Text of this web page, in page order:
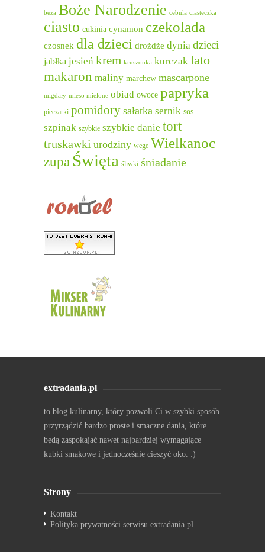
beza Boże Narodzenie cebula ciasteczka
ciasto cukinia cynamon czekolada
czosnek dla dzieci drożdże dynia dzieci
jabłka jesień krem kruszonka kurczak lato
makaron maliny marchew mascarpone
migdały mięso mielone obiad owoce papryka
pieczarki pomidory sałatka sernik sos
szpinak szybkie szybkie danie tort
truskawki urodziny wege Wielkanoc
zupa Święta śliwki śniadanie
extradania.pl
to blog kulinarny, który pozwoli Ci w szybki sposób
przyrządzić bardzo proste i smaczne dania, które
będą zaspokajać nawet najbardziej wymagające
kubki smakowe i jednocześnie cieszyć oko. :)
Strony
Kontakt
Polityka prywatności serwisu extradania.pl